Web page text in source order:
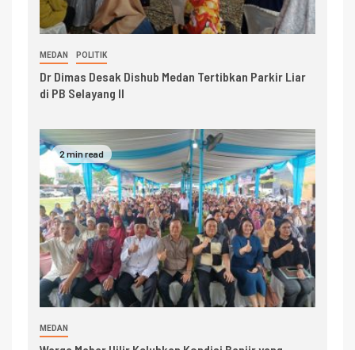
MEDAN POLITIK
Dr Dimas Desak Dishub Medan Tertibkan Parkir Liar
di PB Selayang II
2 min read
MEDAN